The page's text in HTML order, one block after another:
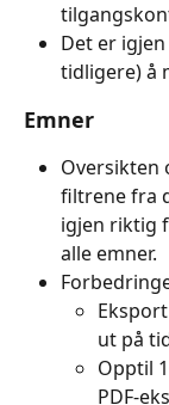
Det er
tidligere) å
Emner
Oversikten
filtrene fra
igjen riktig
alle emner.
ut på
Opptil
PDF-